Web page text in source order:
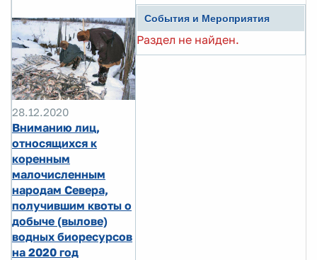
28.12.2020
Вниманию лиц,
относящихся к
коренным
малочисленным
народам Севера,
получившим квоты о
добыче (вылове)
водных биоресурсов
на 2020 год
События и Мероприятия
Раздел не найден.